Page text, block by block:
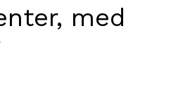
med